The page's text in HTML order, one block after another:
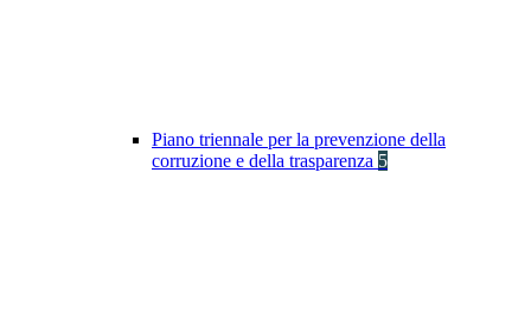
Piano triennale per la prevenzione della
corruzione e della trasparenza 5